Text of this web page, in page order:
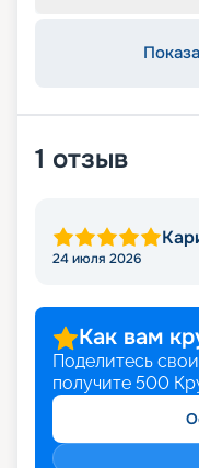
1 отзыв
24 июля 2026
Как вам
Поделитесь
получите 500